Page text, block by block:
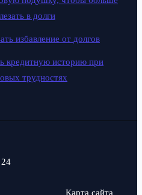
в долги
избавление от долгов
кредитную историю при
трудностях
Карта сайта